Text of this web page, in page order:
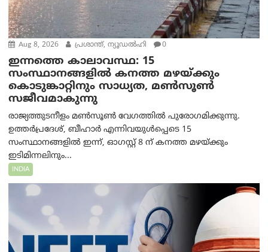
Aug 8, 2026 പ്രശാന്ത്, ന്യൂഡല്‍ഹി 0
ഇന്നത്തെ കാലാവസ്ഥ: 15
സംസ്ഥാനങ്ങളിൽ കനത്ത മഴയ്ക്കും
കൊടുങ്കാറ്റിനും സാധ്യത, മൺസൂൺ
സജീവമാകുന്നു
രാജ്യത്തുടനീളം മൺസൂൺ വേഗത്തിൽ പുരോഗമിക്കുന്നു.
ഉത്തർപ്രദേശ്, ബീഹാർ എന്നിവയുൾപ്പെടെ 15
സംസ്ഥാനങ്ങളിൽ ഇന്ന്, ഓഗസ്റ്റ് 8 ന് കനത്ത മഴയ്ക്കും
ഇടിമിന്നലിനും...
INDIA